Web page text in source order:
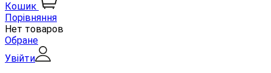
Кошик
Порівняння
Нет товаров
Обране
Увійти